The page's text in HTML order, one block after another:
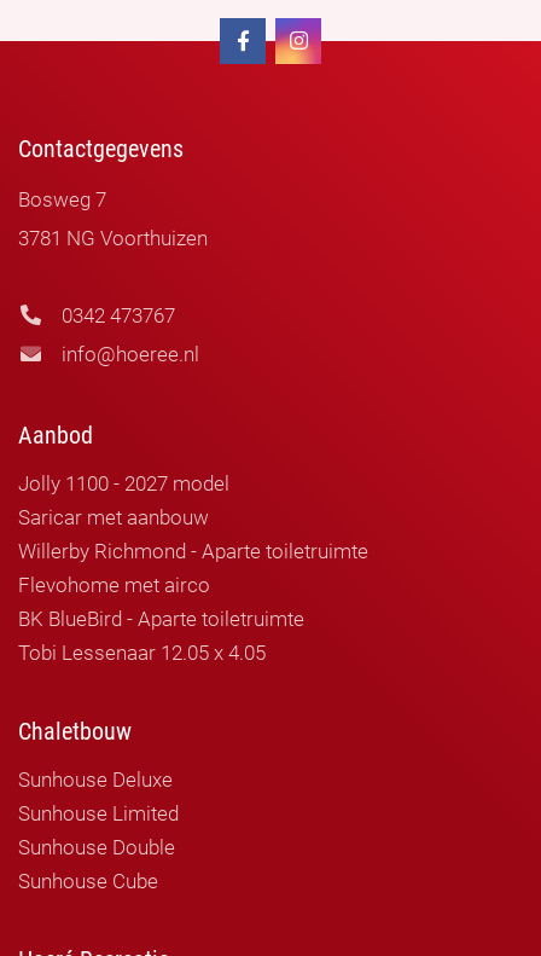
Contactgegevens
Bosweg 7
3781 NG Voorthuizen
0342 473767
info@hoeree.nl
Aanbod
Jolly 1100 - 2027 model
Saricar met aanbouw
Willerby Richmond - Aparte toiletruimte
Flevohome met airco
BK BlueBird - Aparte toiletruimte
Tobi Lessenaar 12.05 x 4.05
Chaletbouw
Sunhouse Deluxe
Sunhouse Limited
Sunhouse Double
Sunhouse Cube